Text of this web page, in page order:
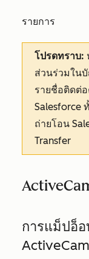
รายการ
โปรดทราบ:
ส่วนร่วมใน
รายชื่อติดต่
Salesforce
ถ่ายโอน
Transfer
การแม็ปอ็